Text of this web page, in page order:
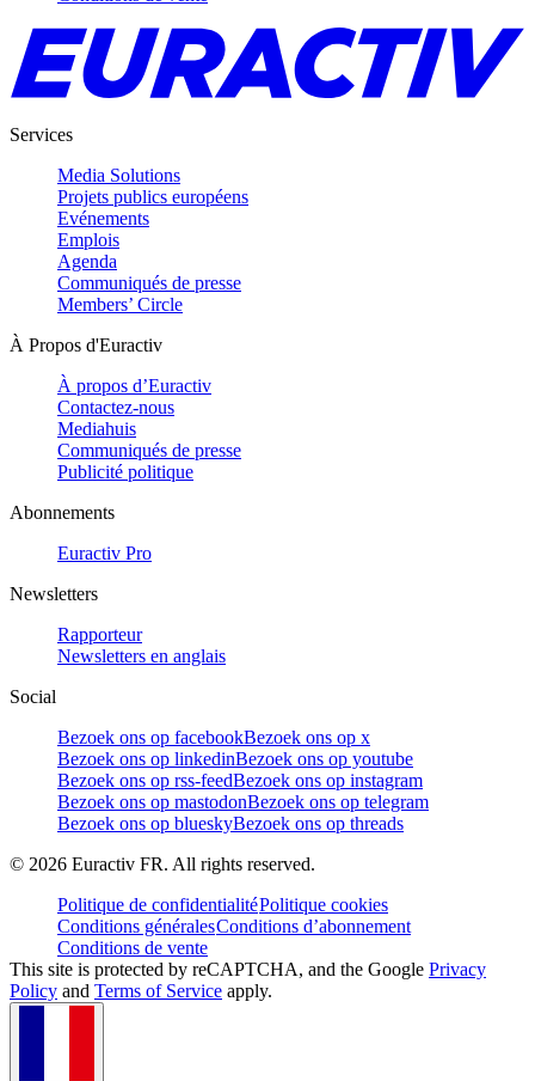
Services
Media Solutions
Projets publics européens
Evénements
Emplois
Agenda
Communiqués de presse
Members’ Circle
À Propos d'Euractiv
À propos d’Euractiv
Contactez-nous
Mediahuis
Communiqués de presse
Publicité politique
Abonnements
Euractiv Pro
Newsletters
Rapporteur
Newsletters en anglais
Social
Bezoek ons op facebookBezoek ons op x
Bezoek ons op linkedinBezoek ons op youtube
Bezoek ons op rss-feedBezoek ons op instagram
Bezoek ons op mastodonBezoek ons op telegram
Bezoek ons op blueskyBezoek ons op threads
© 2026 Euractiv FR. All rights reserved.
Politique de confidentialitéPolitique cookies
Conditions généralesConditions d’abonnement
Conditions de vente
This site is protected by reCAPTCHA, and the Google Privacy
Policy and Terms of Service apply.